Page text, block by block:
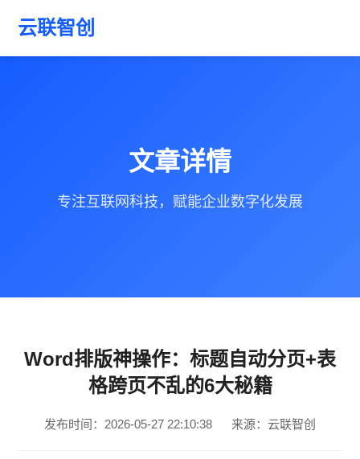
云联智创
文章详情
专注互联网科技，赋能企业数字化发展
Word排版神操作：标题自动分页+表
格跨页不乱的6大秘籍
发布时间：2026-05-27 22:10:38 来源：云联智创